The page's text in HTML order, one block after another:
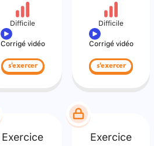
Difficile
Corrigé vidéo
s'exercer
Difficile
Corrigé vidéo
s'exercer
Exercice Exercice